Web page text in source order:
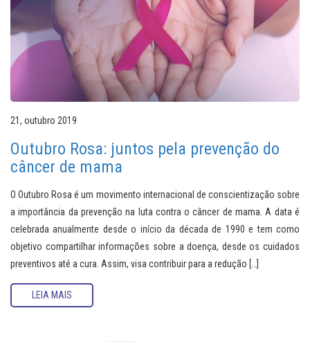
21, outubro 2019
Outubro Rosa: juntos pela prevenção do
câncer de mama
O Outubro Rosa é um movimento internacional de conscientização sobre
a importância da prevenção na luta contra o câncer de mama. A data é
celebrada anualmente desde o início da década de 1990 e tem como
objetivo compartilhar informações sobre a doença, desde os cuidados
preventivos até a cura. Assim, visa contribuir para a redução […]
LEIA MAIS